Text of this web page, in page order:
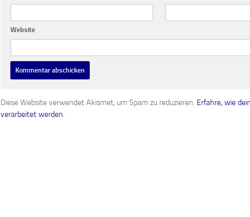
Website
Diese Website verwendet Akismet, um Spam zu reduzieren. Erfahre, wie
verarbeitet werden.